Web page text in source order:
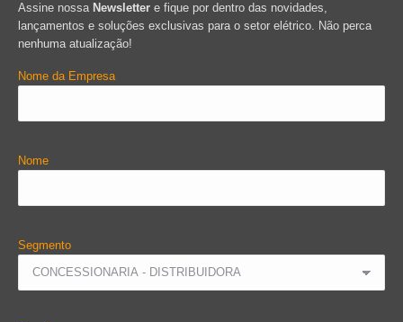
Assine nossa Newsletter e fique por dentro das novidades,
lançamentos e soluções exclusivas para o setor elétrico. Não perca
nenhuma atualização!
Nome da Empresa
Nome
Segmento